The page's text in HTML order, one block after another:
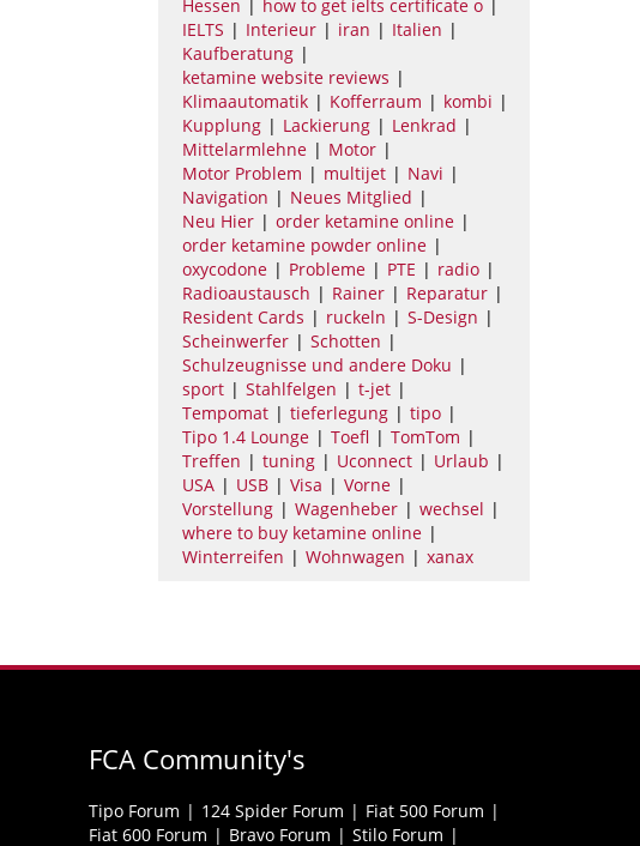
Hessen
how to get ielts certificate o
IELTS
Interieur iran
Italien
Kaufberatung
ketamine website reviews
Klimaautomatik
Kofferraum
kombi
Kupplung
Lackierung
Lenkrad
Mittelarmlehne
Motor
Motor Problem
multijet
Navi
Navigation
Neues Mitglied
Neu Hier
order ketamine online
order ketamine powder online
oxycodone
Probleme PTE
radio
Radioaustausch
Rainer
Reparatur
Resident Cards
ruckeln
S-Design
Scheinwerfer
Schotten
Schulzeugnisse und andere Doku
sport
Stahlfelgen
t-jet
Tempomat
tieferlegung
tipo
Tipo 1.4 Lounge
Toefl
TomTom
Treffen
tuning Uconnect
Urlaub
USA
USB Visa
Vorne
Vorstellung
Wagenheber
wechsel
where to buy ketamine online
Winterreifen
Wohnwagen xanax
FCA Community's
Tipo Forum 124 Spider Forum
Fiat 500 Forum
Fiat 600 Forum
Bravo Forum Stilo Forum